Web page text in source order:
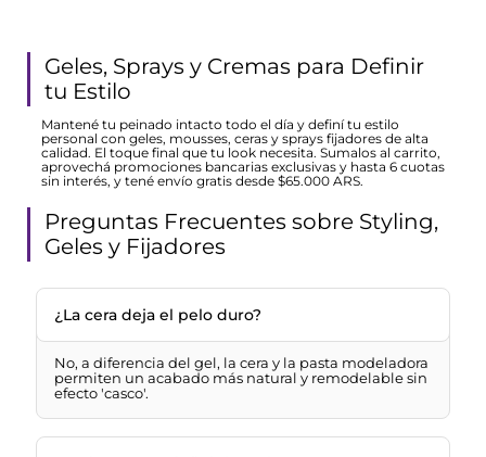
Geles, Sprays y Cremas para Definir
tu Estilo
Mantené tu peinado intacto todo el día y definí tu estilo
personal con geles, mousses, ceras y sprays fijadores de alta
calidad. El toque final que tu look necesita. Sumalos al carrito,
aprovechá promociones bancarias exclusivas y hasta 6 cuotas
sin interés, y tené envío gratis desde $65.000 ARS.
Preguntas Frecuentes sobre Styling,
Geles y Fijadores
¿La cera deja el pelo duro?
No, a diferencia del gel, la cera y la pasta modeladora
permiten un acabado más natural y remodelable sin
efecto 'casco'.